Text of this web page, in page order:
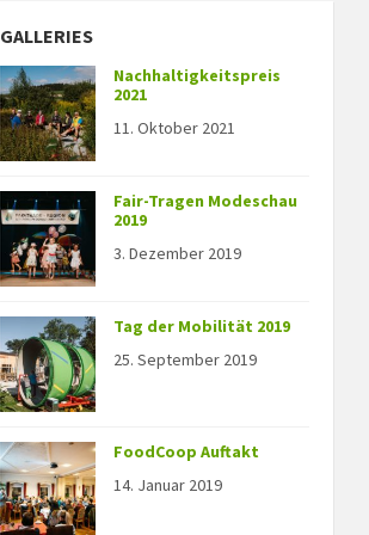
GALLERIES
Nachhaltigkeitspreis
2021
11. Oktober 2021
Fair-Tragen Modeschau
2019
3. Dezember 2019
Tag der Mobilität 2019
25. September 2019
FoodCoop Auftakt
14. Januar 2019